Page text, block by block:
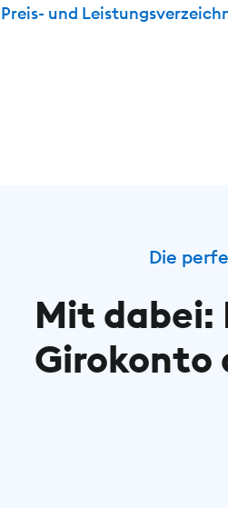
Preis- und
Die
Mit dabei:
Girokonto